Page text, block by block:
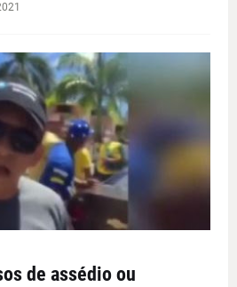
de assédio ou